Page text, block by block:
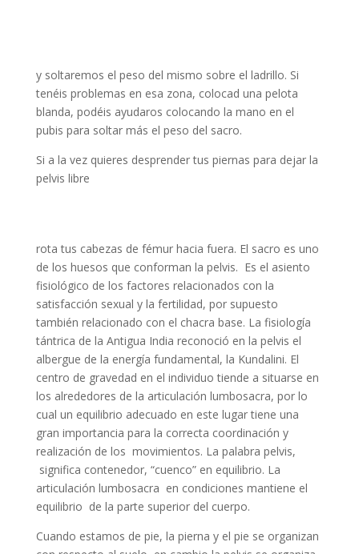
y soltaremos el peso del mismo sobre el ladrillo. Si
tenéis problemas en esa zona, colocad una pelota
blanda, podéis ayudaros colocando la mano en el
pubis para soltar más el peso del sacro.
Si a la vez quieres desprender tus piernas para dejar la
pelvis libre
rota tus cabezas de fémur hacia fuera. El sacro es uno
de los huesos que conforman la pelvis. Es el asiento
fisiológico de los factores relacionados con la
satisfacción sexual y la fertilidad, por supuesto
también relacionado con el chacra base. La fisiología
tántrica de la Antigua India reconoció en la pelvis el
albergue de la energía fundamental, la Kundalini. El
centro de gravedad en el individuo tiende a situarse en
los alrededores de la articulación lumbosacra, por lo
cual un equilibrio adecuado en este lugar tiene una
gran importancia para la correcta coordinación y
realización de los movimientos. La palabra pelvis,
significa contenedor, “cuenco” en equilibrio. La
articulación lumbosacra en condiciones mantiene el
equilibrio de la parte superior del cuerpo.
Cuando estamos de pie, la pierna y el pie se organizan